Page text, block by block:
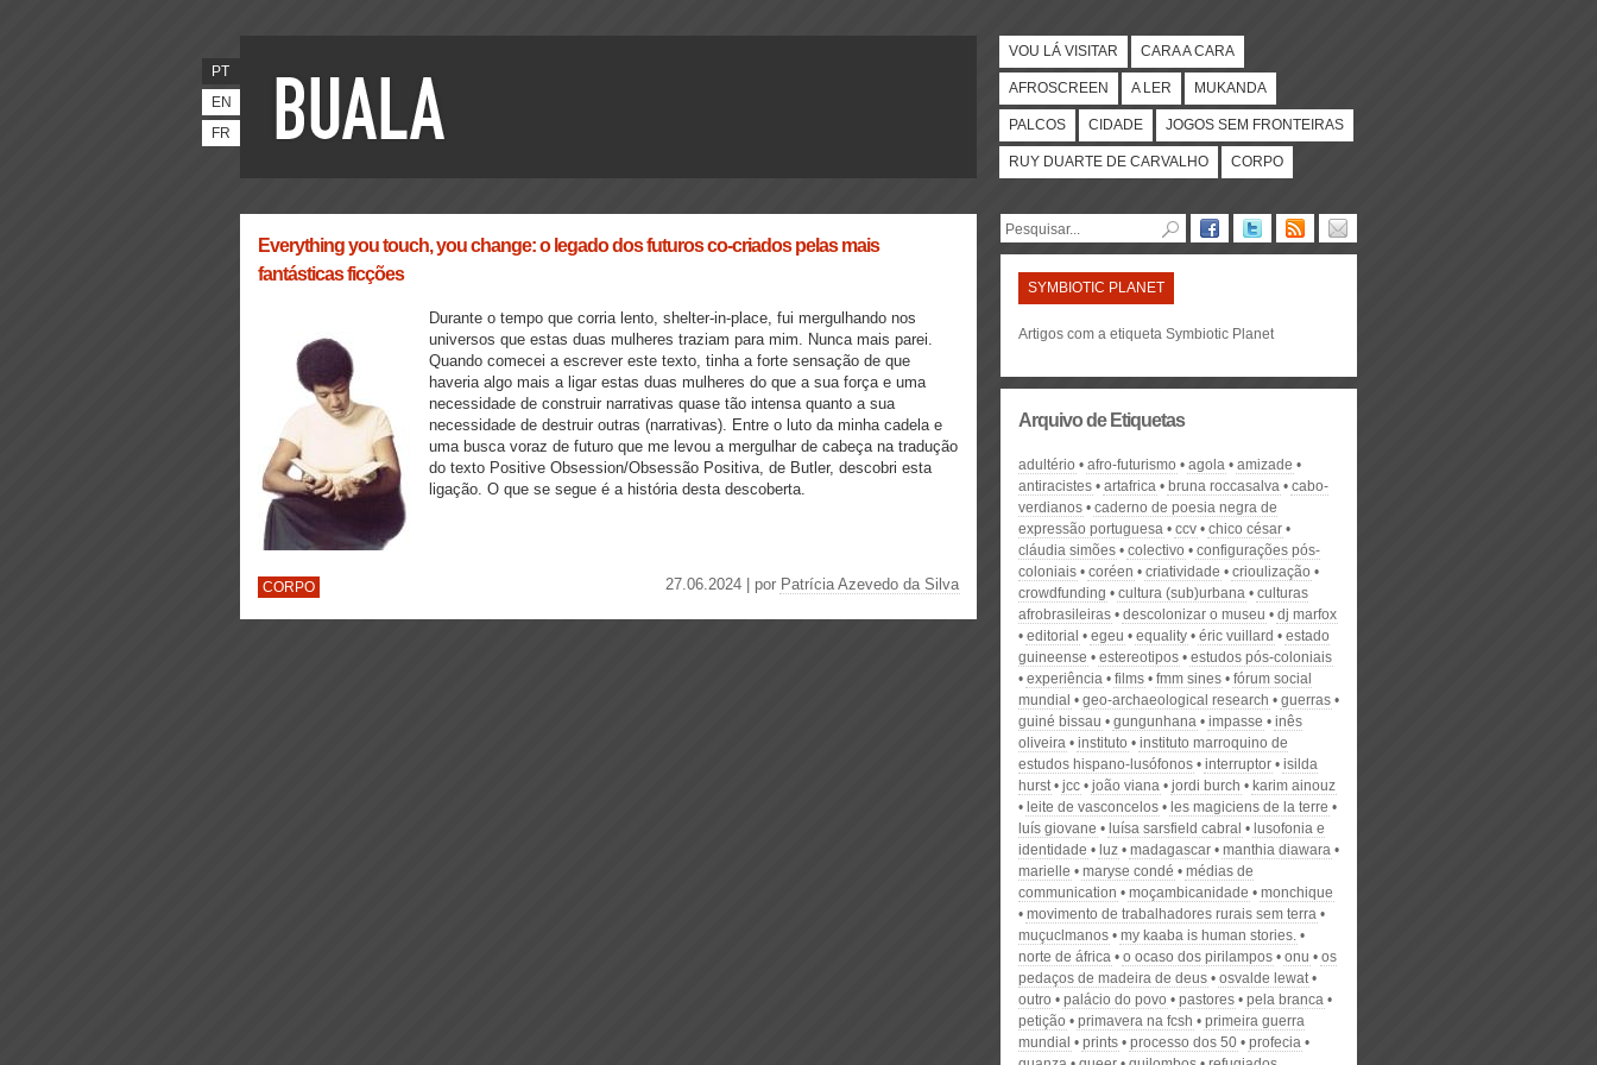
PT
EN
FR
VOU LÁ VISITAR CARA A CARA
AFROSCREEN A LER MUKANDA
PALCOS CIDADE JOGOS SEM FRONTEIRAS
RUY DUARTE DE CARVALHO CORPO
Everything you touch, you change: o legado dos futuros co-criados pelas mais
fantásticas ficções
Durante o tempo que corria lento, shelter-in-place, fui mergulhando nos
universos que estas duas mulheres traziam para mim. Nunca mais parei.
Quando comecei a escrever este texto, tinha a forte sensação de que
haveria algo mais a ligar estas duas mulheres do que a sua força e uma
necessidade de construir narrativas quase tão intensa quanto a sua
necessidade de destruir outras (narrativas). Entre o luto da minha cadela e
uma busca voraz de futuro que me levou a mergulhar de cabeça na tradução
do texto Positive Obsession/Obsessão Positiva, de Butler, descobri esta
ligação. O que se segue é a história desta descoberta.
CORPO 27.06.2024 | por Patrícia Azevedo da Silva
SYMBIOTIC PLANET
Artigos com a etiqueta Symbiotic Planet
Arquivo de Etiquetas
adultério afro-futurismo agola
amizade
antiracistes
artafrica bruna roccasalva
cabo-
verdianos
caderno de poesia negra de
expressão portuguesa
ccv
chico césar
cláudia simões
colectivo
configurações pós-
coloniais
coréen criatividade
crioulização
crowdfunding
cultura (sub)urbana
culturas
afrobrasileiras
descolonizar o museu
dj marfox
editorial
egeu equality éric vuillard
estado
guineense
estereotipos
estudos pós-coloniais
experiência
films fmm sines
fórum social
mundial
geo-archaeological research
guerras
guiné bissau
gungunhana impasse
inês
oliveira
instituto
instituto marroquino de
estudos hispano-lusófonos
interruptor
isilda
hurst
jcc joão viana jordi burch
karim ainouz
leite de vasconcelos
les magiciens de la terre
luís giovane
luísa sarsfield cabral
lusofonia e
identidade
luz madagascar
manthia diawara
marielle
maryse condé
médias de
communication
moçambicanidade
monchique
movimento de trabalhadores rurais sem terra
muçuclmanos
my kaaba is human stories.
norte de áfrica
o ocaso dos pirilampos onu
os
pedaços de madeira de deus
osvalde lewat
outro
palácio do povo pastores
pela branca
petição
primavera na fcsh
primeira guerra
mundial
prints processo dos 50
profecia